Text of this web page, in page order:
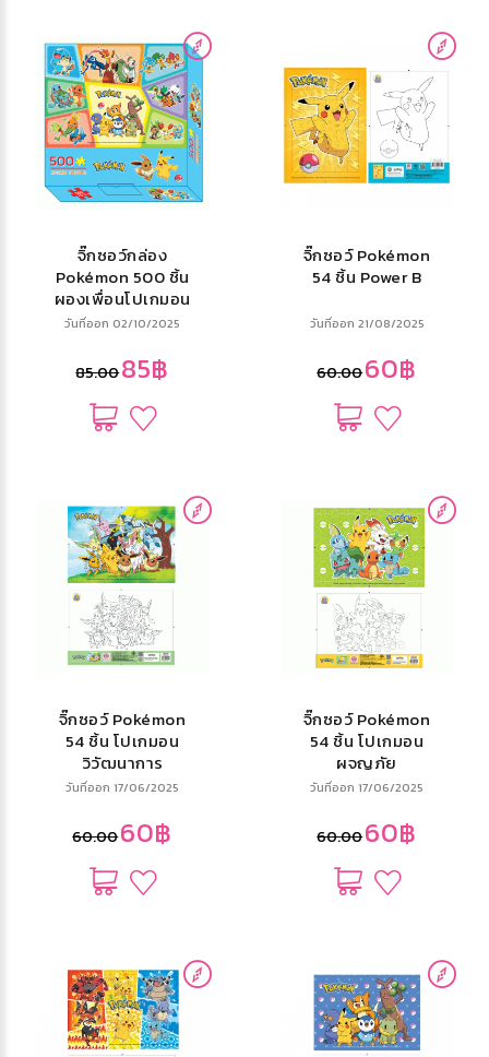
จิ๊กซอว์กล่อง
Pokémon 500 ชิ้น
ผองเพื่อนโปเกมอน
วันที่ออก 02/10/2025
85.0085฿
จิ๊กซอว์ Pokémon
54 ชิ้น Power B
วันที่ออก 21/08/2025
60.0060฿
จิ๊กซอว์ Pokémon
54 ชิ้น โปเกมอน
วิวัฒนาการ
วันที่ออก 17/06/2025
60.0060฿
จิ๊กซอว์ Pokémon
54 ชิ้น โปเกมอน
ผจญภัย
วันที่ออก 17/06/2025
60.0060฿